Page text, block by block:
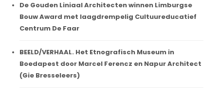
De Gouden Liniaal Architecten winnen Limburgse
Bouw Award met laagdrempelig Cultuureducatief
Centrum De Faar
BEELD/VERHAAL. Het Etnografisch Museum in
Boedapest door Marcel Ferencz en Napur Architect
(Gie Bresseleers)